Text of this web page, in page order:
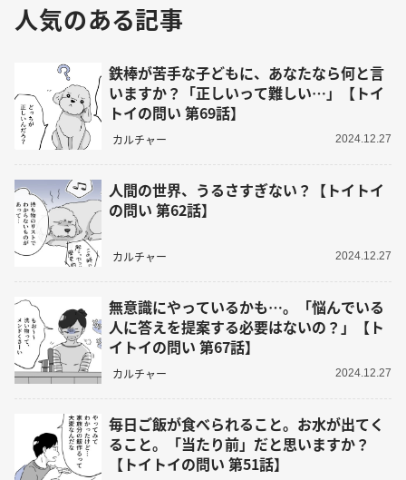
人気のある記事
鉄棒が苦手な子どもに、あなたなら何と言
いますか？「正しいって難しい…」【トイ
トイの問い 第69話】
カルチャー 2024.12.27
人間の世界、うるさすぎない？【トイトイ
の問い 第62話】
カルチャー 2024.12.27
無意識にやっているかも…。「悩んでいる
人に答えを提案する必要はないの？」【ト
イトイの問い 第67話】
カルチャー 2024.12.27
毎日ご飯が食べられること。お水が出てく
ること。「当たり前」だと思いますか？
【トイトイの問い 第51話】